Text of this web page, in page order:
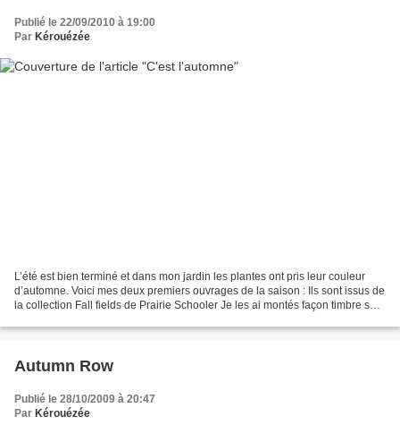
Publié le 22/09/2010 à 19:00
Par Kérouézée
L’été est bien terminé et dans mon jardin les plantes ont pris leur couleur
d’automne. Voici mes deux premiers ouvrages de la saison : Ils sont issus de
la collection Fall fields de Prairie Schooler Je les ai montés façon timbre sur
Autumn Row
Publié le 28/10/2009 à 20:47
Par Kérouézée